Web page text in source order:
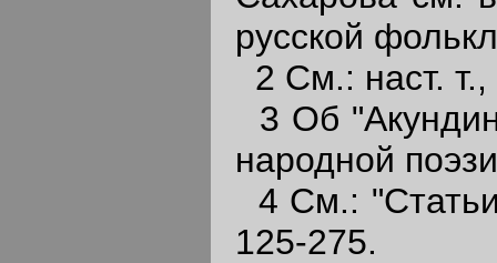
русской
2 См.: наст.
3 Об
народной
4 См.:
125-275.